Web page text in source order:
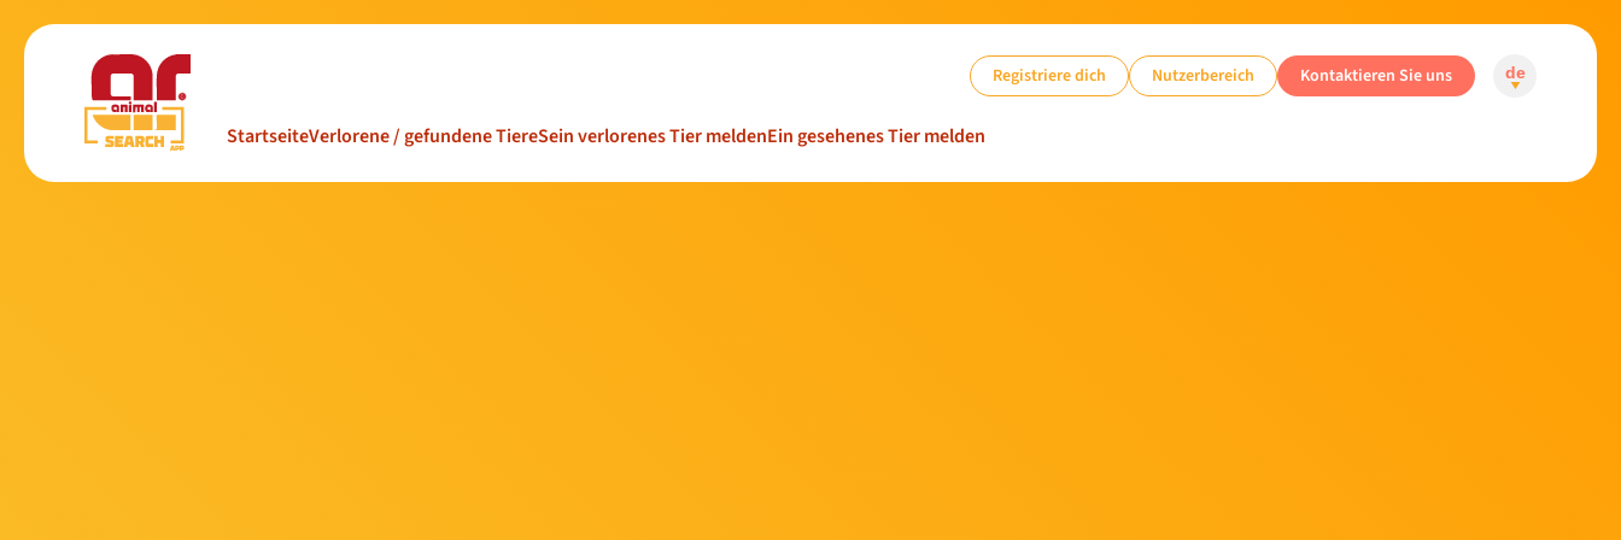
StartseiteVerlorene / gefundene TiereSein verlorenes Tier meldenEin gesehenes Tier melden
Registriere dich Nutzerbereich Kontaktieren Sie uns de